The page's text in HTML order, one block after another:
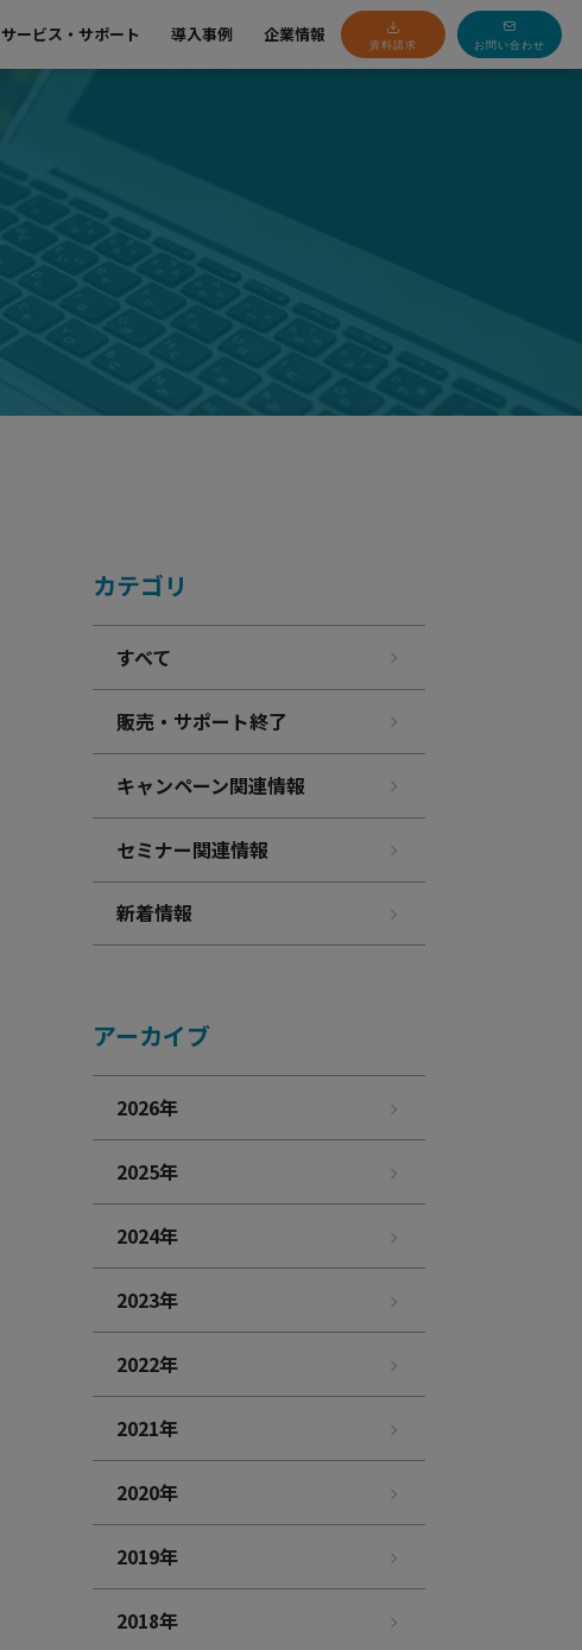
サービス・サポート 導入事例 企業情報 資料請求 お問い合わせ
カテゴリ
すべて
販売・サポート終了
キャンペーン関連情報
セミナー関連情報
新着情報
アーカイブ
2026年
2025年
2024年
2023年
2022年
2021年
2020年
2019年
2018年